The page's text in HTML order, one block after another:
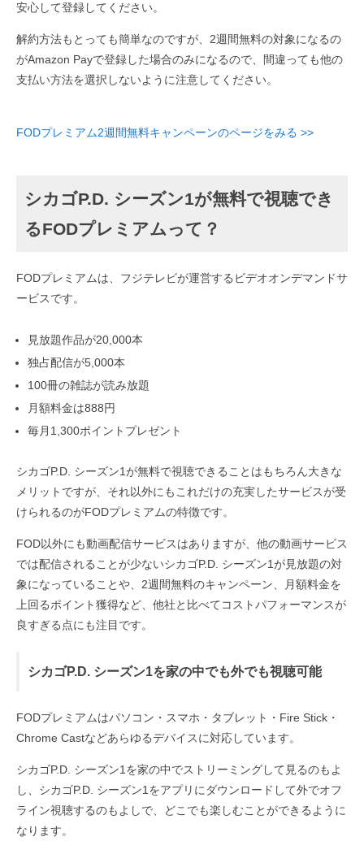
安心して登録してください。
解約方法もとっても簡単なのですが、2週間無料の対象になるの
がAmazon Payで登録した場合のみになるので、間違っても他の
支払い方法を選択しないように注意してください。
FODプレミアム2週間無料キャンペーンのページをみる >>
シカゴP.D. シーズン1が無料で視聴でき
るFODプレミアムって？
FODプレミアムは、フジテレビが運営するビデオオンデマンドサ
ービスです。
見放題作品が20,000本
独占配信が5,000本
100冊の雑誌が読み放題
月額料金は888円
毎月1,300ポイントプレゼント
シカゴP.D. シーズン1が無料で視聴できることはもちろん大きな
メリットですが、それ以外にもこれだけの充実したサービスが受
けられるのがFODプレミアムの特徴です。
FOD以外にも動画配信サービスはありますが、他の動画サービス
では配信されることが少ないシカゴP.D. シーズン1が見放題の対
象になっていることや、2週間無料のキャンペーン、月額料金を
上回るポイント獲得など、他社と比べてコストパフォーマンスが
良すぎる点にも注目です。
シカゴP.D. シーズン1を家の中でも外でも視聴可能
FODプレミアムはパソコン・スマホ・タブレット・Fire Stick・
Chrome Castなどあらゆるデバイスに対応しています。
シカゴP.D. シーズン1を家の中でストリーミングして見るのもよ
し、シカゴP.D. シーズン1をアプリにダウンロードして外でオフ
ライン視聴するのもよしで、どこでも楽しむことができるように
なります。